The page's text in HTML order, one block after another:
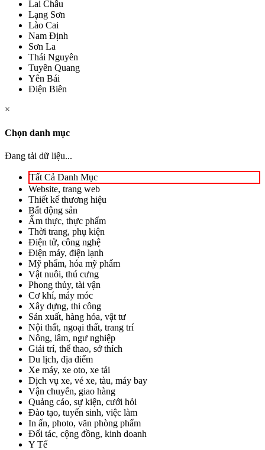
Lai Châu
Lạng Sơn
Lào Cai
Nam Định
Sơn La
Thái Nguyên
Tuyên Quang
Yên Bái
Điện Biên
×
Chọn danh mục
Đang tải dữ liệu...
Tất Cả Danh Mục
Website, trang web
Thiết kế thương hiệu
Bất động sản
Ẩm thực, thực phẩm
Thời trang, phụ kiện
Điện tử, công nghệ
Điện máy, điện lạnh
Mỹ phẩm, hóa mỹ phẩm
Vật nuôi, thú cưng
Phong thủy, tài vận
Cơ khí, máy móc
Xây dựng, thi công
Sản xuất, hàng hóa, vật tư
Nội thất, ngoại thất, trang trí
Nông, lâm, ngư nghiệp
Giải trí, thể thao, sở thích
Du lịch, địa điểm
Xe máy, xe oto, xe tải
Dịch vụ xe, vé xe, tàu, máy bay
Vận chuyển, giao hàng
Quảng cáo, sự kiện, cưới hỏi
Đào tạo, tuyển sinh, việc làm
In ấn, photo, văn phòng phẩm
Đối tác, cộng đồng, kinh doanh
Y Tế